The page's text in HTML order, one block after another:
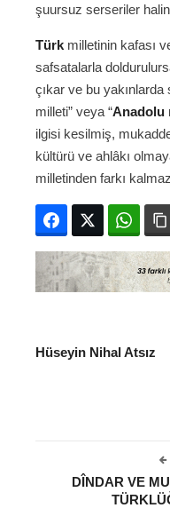
şuursuz serseriler
Türk milletinin kafası
safsatalarla
çıkar ve bu yakınlarda
milleti” veya “Anadolu
ilgisi kesilmiş,
kültürü ve ahlâkı
milletinden farkı
FacebookTwitter
Hüseyin Nihal Atsız
DÎNDAR VE